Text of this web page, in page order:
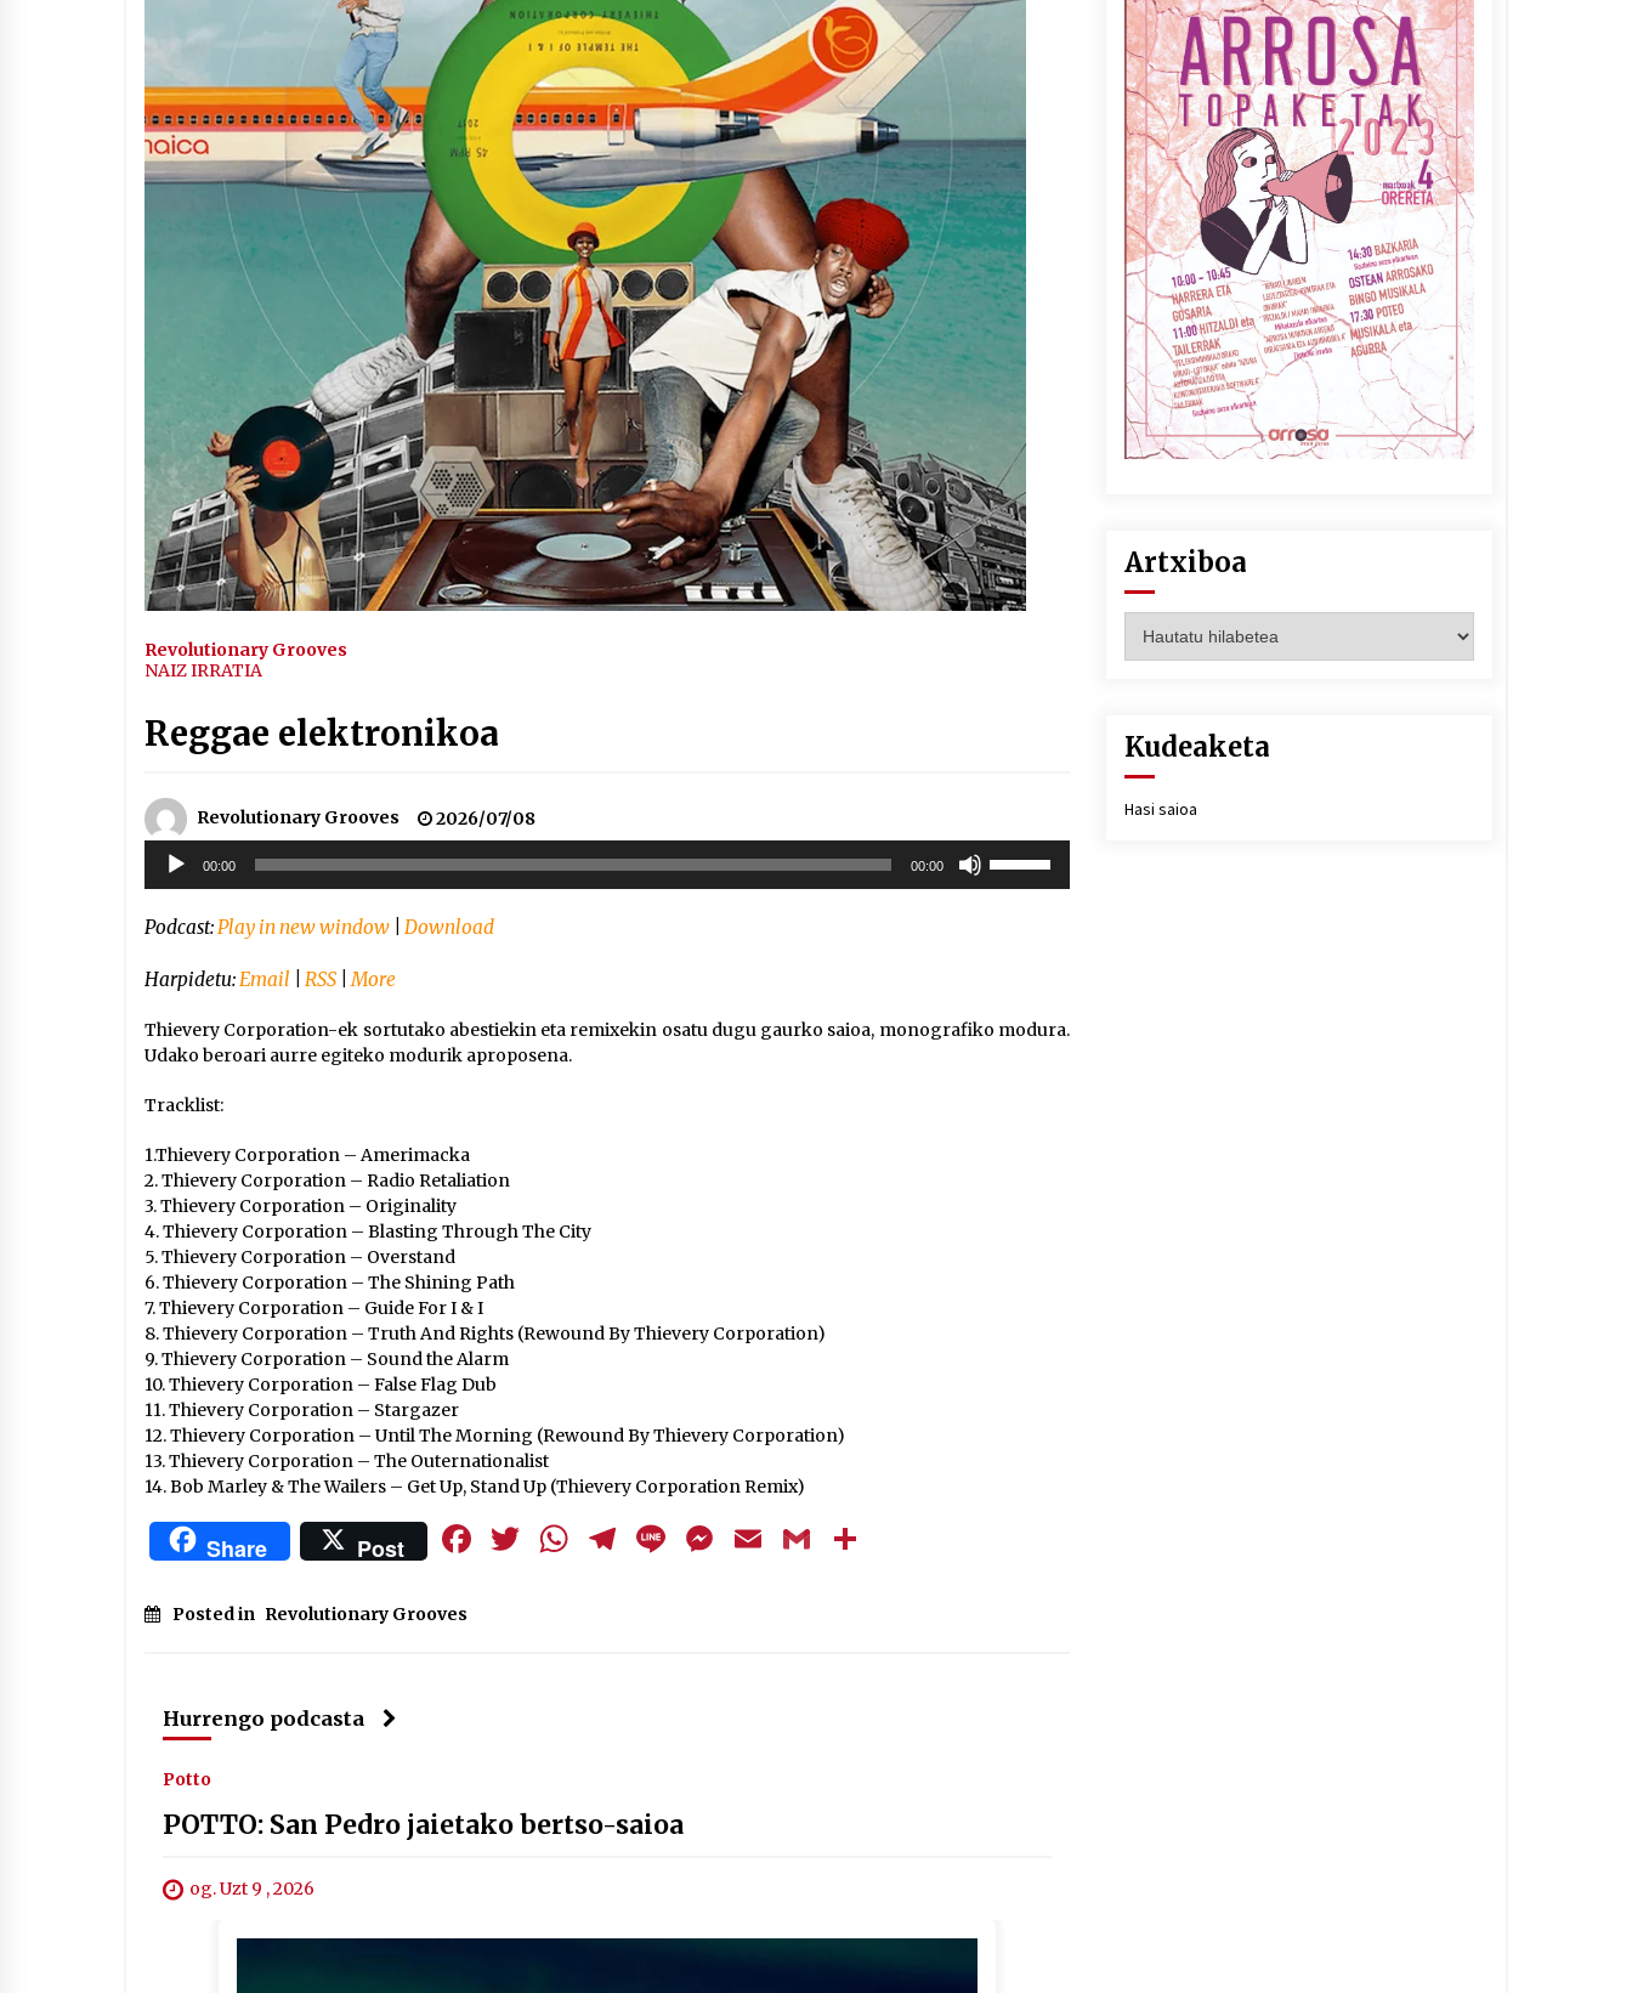
Arrosaren IX. Topaketak –
Mila esker guztioi!
2021/11/11
Arrosa sareko IX. topaketak!
2021/10/13
Azaroak 6 Iurretan Arrosa
sarearen IX. topaketak
2021/10/04
Segura irratian Arrosaren 20
urteez
2021/07/22
Arrosari buruzko erreportaia
2021/07/16
Berria egunkarian
elkarrizketa Arrosaren 20
urteez
2021/07/06
Hala Bedi irratiko Hizpidea
saioan Arrosaren 20 urteez
2021/07/03
Zebrabidearen denboraldi
amaiera EHZtik
2021/07/01
Arrosaren laburpen bideoa
Hamaika Telebistaren eskutik
2021/06/30
Revolutionary Grooves
NAIZ IRRATIA
Reggae elektronikoa
Revolutionary Grooves
2026/07/08
Soinu
erreproduzigailua
00:00 00:00
jaisteko.
Podcast:Play in new window Download
Harpidetu:Email RSS |More
Thievery Corporation-ek sortutako abestiekin eta remixekin osatu dugu gaurko saioa, monografiko modura.
Udako beroari aurre egiteko modurik aproposena.
Tracklist:
1.Thievery Corporation – Amerimacka
2. Thievery Corporation – Radio Retaliation
3. Thievery Corporation – Originality
4. Thievery Corporation – Blasting Through The City
5. Thievery Corporation – Overstand
6. Thievery Corporation – The Shining Path
7. Thievery Corporation – Guide For I & I
8. Thievery Corporation – Truth And Rights (Rewound By Thievery Corporation)
9. Thievery Corporation – Sound the Alarm
10. Thievery Corporation – False Flag Dub
11. Thievery Corporation – Stargazer
12. Thievery Corporation – Until The Morning (Rewound By Thievery Corporation)
13. Thievery Corporation – The Outernationalist
14. Bob Marley & The Wailers – Get Up, Stand Up (Thievery Corporation Remix)
Share Post Facebook
Twitter
WhatsApp
Telegram
LineMessenger
EmailGmail
Posted in Revolutionary Grooves
Hurrengo podcasta
Potto
POTTO: San Pedro jaietako bertso-saioa
og. Uzt 9 , 2026
Artxiboa
Kudeaketa
Hasi saioa